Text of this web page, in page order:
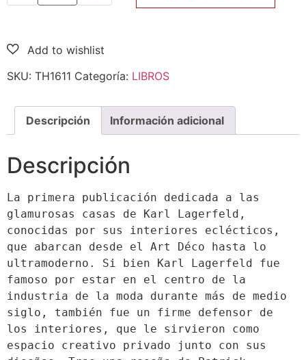
SKU: TH1611 Categoría: LIBROS
Descripción Información adicional
Descripción
La primera publicación dedicada a las
glamurosas casas de Karl Lagerfeld,
conocidas por sus interiores eclécticos,
que abarcan desde el Art Déco hasta lo
ultramoderno. Si bien Karl Lagerfeld fue
famoso por estar en el centro de la
industria de la moda durante más de medio
siglo, también fue un firme defensor de
los interiores, que le sirvieron como
espacio creativo privado junto con sus